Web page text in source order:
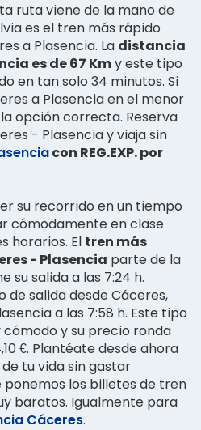
ruta viene de la mano de
es el tren más rápido
a Plasencia. La distancia
es de 67 Kmy este tipo
en tan solo 34 minutos. Si
a Plasencia en el menor
opción correcta. Reserva
- Plasencia y viaja sin
con REG.EXP. por
su recorrido en un tiempo
cómodamente en clase
horarios. El tren más
- Plasencia parte de la
su salida a las 7:24 h.
de salida desde Cáceres,
a las 7:58 h. Este tipo
y su precio ronda
€. Plantéate desde ahora
tu vida sin gastar
los billetes de tren
baratos. Igualmente para
Cáceres.